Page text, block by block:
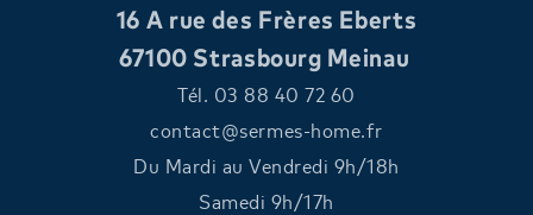
16 A rue des Frères Eberts
67100 Strasbourg Meinau
Tél. 03 88 40 72 60
rf.em
oh-se
mres@
tcatn
oc
Du Mardi au Vendredi 9h/18h
Samedi 9h/17h